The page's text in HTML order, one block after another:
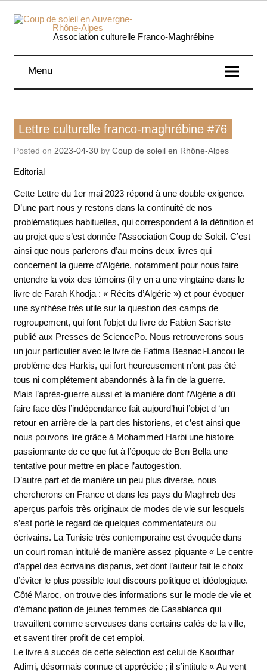
Skip
content
Coup
soleil
Association culturelle Franco-Maghrébine
Menu
Lettre culturelle franco-maghrébine
Lettre culturelle franco-maghrébine #76
Posted on 2023-04-30by Coup de soleil en Rhône-Alpes
Editorial
Cette Lettre du 1er mai 2023 répond à une double exigence.
D’une part nous y restons dans la continuité de nos
problématiques habituelles, qui correspondent à la définition et
au projet que s’est donnée l’Association Coup de Soleil. C’est
ainsi que nous parlerons d’au moins deux livres qui
concernent la guerre d’Algérie, notamment pour nous faire
entendre la voix des témoins (il y en a une vingtaine dans le
livre de Farah Khodja : « Récits d’Algérie ») et pour évoquer
une synthèse très utile sur la question des camps de
regroupement, qui font l’objet du livre de Fabien Sacriste
publié aux Presses de SciencePo. Nous retrouverons sous
un jour particulier avec le livre de Fatima Besnaci-Lancou le
problème des Harkis, qui fort heureusement n’ont pas été
tous ni complétement abandonnés à la fin de la guerre.
Mais l’après-guerre aussi et la manière dont l’Algérie a dû
faire face dès l’indépendance fait aujourd’hui l’objet d ‘un
retour en arrière de la part des historiens, et c’est ainsi que
nous pouvons lire grâce à Mohammed Harbi une histoire
passionnante de ce que fut à l’époque de Ben Bella une
tentative pour mettre en place l’autogestion.
D’autre part et de manière un peu plus diverse, nous
chercherons en France et dans les pays du Maghreb des
aperçus parfois très originaux de modes de vie sur lesquels
s’est porté le regard de quelques commentateurs ou
écrivains. La Tunisie très contemporaine est évoquée dans
un court roman intitulé de manière assez piquante « Le centre
d’appel des écrivains disparus, »et dont l’auteur fait le choix
d’éviter le plus possible tout discours politique et idéologique.
Côté Maroc, on trouve des informations sur le mode de vie et
d’émancipation de jeunes femmes de Casablanca qui
travaillent comme serveuses dans certains cafés de la ville,
et savent tirer profit de cet emploi.
Le livre à succès de cette sélection est celui de Kaouthar
Adimi, désormais connue et appréciée ; il s’intitule « Au vent